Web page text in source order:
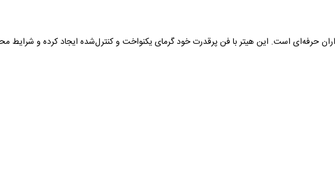
حرفه‌ای است. این هیتر با فن پرقدرت خود گرمای یکنواخت و کنترل‌شده ایجاد کرده و